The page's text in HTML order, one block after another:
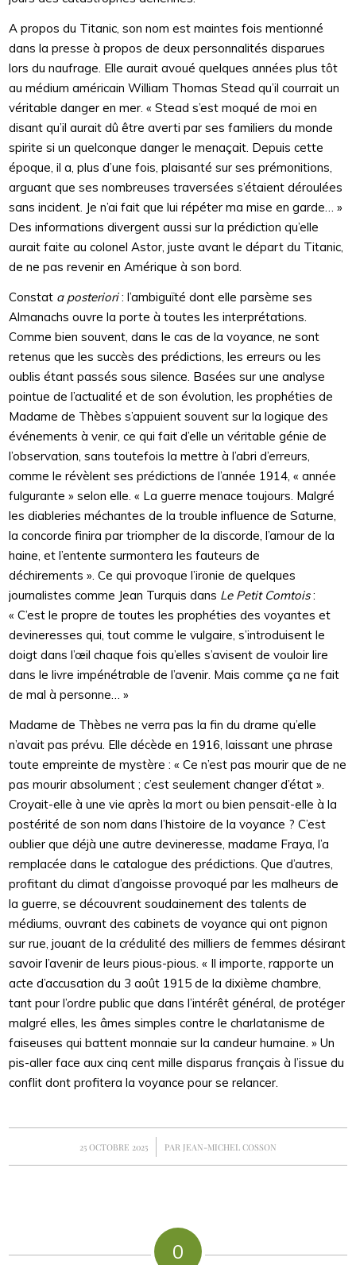
A propos du Titanic, son nom est maintes fois mentionné
dans la presse à propos de deux personnalités disparues
lors du naufrage. Elle aurait avoué quelques années plus tôt
au médium américain William Thomas Stead qu’il courrait un
véritable danger en mer. « Stead s’est moqué de moi en
disant qu’il aurait dû être averti par ses familiers du monde
spirite si un quelconque danger le menaçait. Depuis cette
époque, il a, plus d’une fois, plaisanté sur ses prémonitions,
arguant que ses nombreuses traversées s’étaient déroulées
sans incident. Je n’ai fait que lui répéter ma mise en garde… »
Des informations divergent aussi sur la prédiction qu’elle
aurait faite au colonel Astor, juste avant le départ du Titanic,
de ne pas revenir en Amérique à son bord.
Constat a posteriori: l’ambiguïté dont elle parsème ses
Almanachs ouvre la porte à toutes les interprétations.
Comme bien souvent, dans le cas de la voyance, ne sont
retenus que les succès des prédictions, les erreurs ou les
oublis étant passés sous silence. Basées sur une analyse
pointue de l’actualité et de son évolution, les prophéties de
Madame de Thèbes s’appuient souvent sur la logique des
événements à venir, ce qui fait d’elle un véritable génie de
l’observation, sans toutefois la mettre à l’abri d’erreurs,
comme le révèlent ses prédictions de l’année 1914, « année
fulgurante » selon elle. « La guerre menace toujours. Malgré
les diableries méchantes de la trouble influence de Saturne,
la concorde finira par triompher de la discorde, l’amour de la
haine, et l’entente surmontera les fauteurs de
déchirements ». Ce qui provoque l’ironie de quelques
journalistes comme Jean Turquis dans Le Petit Comtois:
« C’est le propre de toutes les prophéties des voyantes et
devineresses qui, tout comme le vulgaire, s’introduisent le
doigt dans l’œil chaque fois qu’elles s’avisent de vouloir lire
dans le livre impénétrable de l’avenir. Mais comme ça ne fait
de mal à personne… »
Madame de Thèbes ne verra pas la fin du drame qu’elle
n’avait pas prévu. Elle décède en 1916, laissant une phrase
toute empreinte de mystère : « Ce n’est pas mourir que de ne
pas mourir absolument ; c’est seulement changer d’état ».
Croyait-elle à une vie après la mort ou bien pensait-elle à la
postérité de son nom dans l’histoire de la voyance ? C’est
oublier que déjà une autre devineresse, madame Fraya, l’a
remplacée dans le catalogue des prédictions. Que d’autres,
profitant du climat d’angoisse provoqué par les malheurs de
la guerre, se découvrent soudainement des talents de
médiums, ouvrant des cabinets de voyance qui ont pignon
sur rue, jouant de la crédulité des milliers de femmes désirant
savoir l’avenir de leurs pious-pious. « Il importe, rapporte un
acte d’accusation du 3 août 1915 de la dixième chambre,
tant pour l’ordre public que dans l’intérêt général, de protéger
malgré elles, les âmes simples contre le charlatanisme de
faiseuses qui battent monnaie sur la candeur humaine. » Un
pis-aller face aux cinq cent mille disparus français à l’issue du
conflit dont profitera la voyance pour se relancer.
25 OCTOBRE 2025
/ PAR JEAN-MICHEL COSSON
0